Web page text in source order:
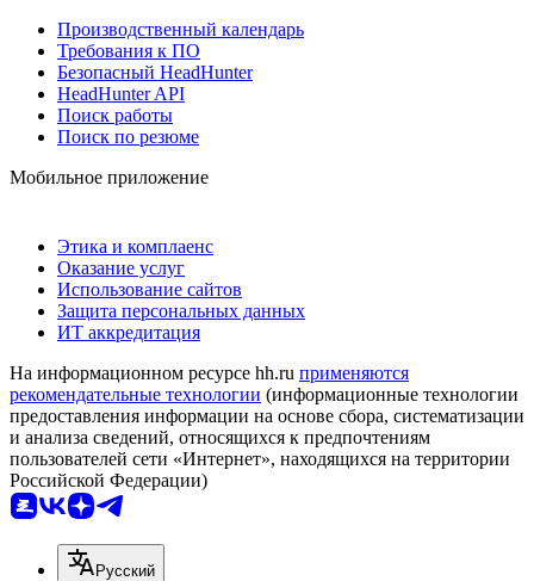
Производственный календарь
Требования к ПО
Безопасный HeadHunter
HeadHunter API
Поиск работы
Поиск по резюме
Мобильное приложение
Этика и комплаенс
Оказание услуг
Использование сайтов
Защита персональных данных
ИТ аккредитация
На информационном ресурсе hh.ru применяются
рекомендательные технологии (информационные технологии
предоставления информации на основе сбора, систематизации
и анализа сведений, относящихся к предпочтениям
пользователей сети «Интернет», находящихся на территории
Российской Федерации)
Русский